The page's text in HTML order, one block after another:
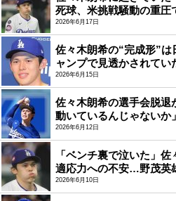
死球、米挑戦騒動の重圧
2026年6月17日
佐々木朗希の“完成形”
ャンプで見透かされてい
2026年6月15日
佐々木朗希の選手会脱退
動いているんじゃないか
2026年6月12日
「ベンチ裏で泣いた」
適応力への不安…野茂英
2026年6月10日